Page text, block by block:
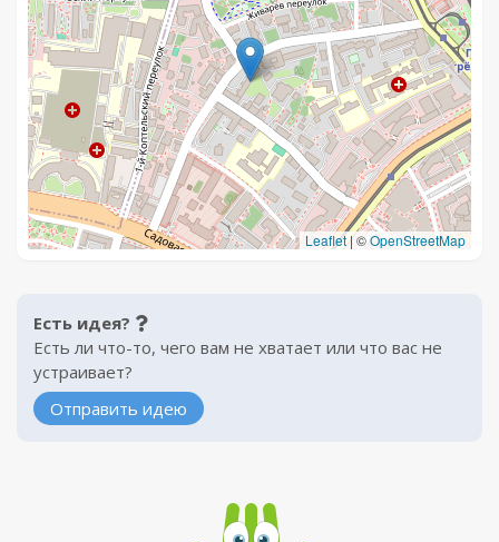
Leaflet|©OpenStreetMap
Есть идея?
Есть ли что-то, чего вам не хватает или что вас не
устраивает?
Отправить идею